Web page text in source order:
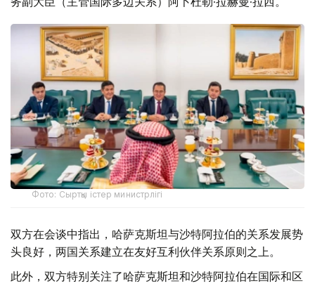
Фото: Сыртқы істер министрлігі
双方在会谈中指出，哈萨克斯坦与沙特阿拉伯的关系发展势
头良好，两国关系建立在友好互利伙伴关系原则之上。
此外，双方特别关注了哈萨克斯坦和沙特阿拉伯在国际和区